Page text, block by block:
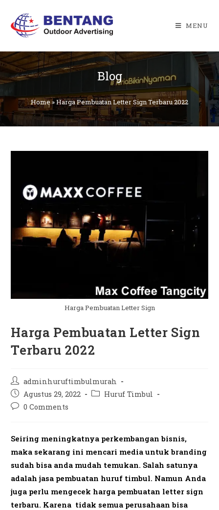
content
MENU
Blog
Home»Harga Pembuatan Letter Sign Terbaru 2022
Harga Pembuatan Letter Sign
Harga Pembuatan Letter Sign
Terbaru 2022
Post
author:
adminhuruftimbulmurah
Post
published:
Agustus 29, 2022
PostHuruf Timbul
Post0 Comments
Seiring meningkatnya perkembangan bisnis,
maka sekarang ini mencari media untuk branding
sudah bisa anda mudah temukan. Salah satunya
adalah jasa pembuatan huruf timbul. Namun Anda
juga perlu mengecek harga pembuatan letter sign
terbaru. Karena tidak semua perusahaan bisa